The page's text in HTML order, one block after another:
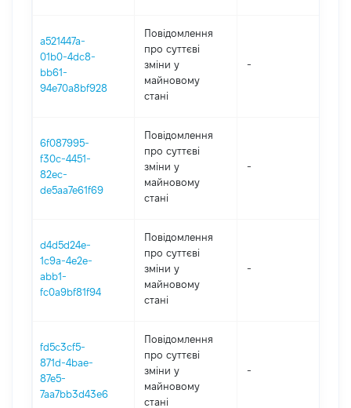
a521447a-
01b0-4dc8-
bb61-
94e70a8bf928
Повідомлення
про суттєві
зміни y
майновому
стані
-
6f087995-
f30c-4451-
82ec-
de5aa7e61f69
Повідомлення
про суттєві
зміни y
майновому
стані
-
d4d5d24e-
1c9a-4e2e-
abb1-
fc0a9bf81f94
Повідомлення
про суттєві
зміни y
майновому
стані
-
fd5c3cf5-
871d-4bae-
87e5-
7aa7bb3d43e6
Повідомлення
про суттєві
зміни y
майновому
стані
-